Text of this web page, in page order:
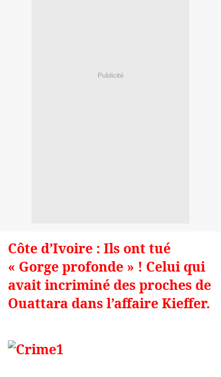
Publicité
Côte d’Ivoire : Ils ont tué
« Gorge profonde » ! Celui qui
avait incriminé des proches de
Ouattara dans l’affaire Kieffer.